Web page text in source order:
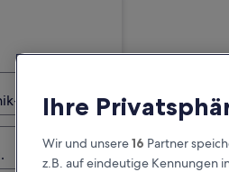
Ihre
Wir und unsere16 Partner
z.B. auf eindeutige Kennungen